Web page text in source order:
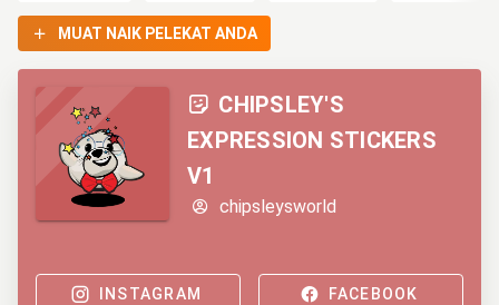
MUAT NAIK PELEKAT ANDA
CHIPSLEY'S
EXPRESSION STICKERS
V1
chipsleysworld
INSTAGRAM FACEBOOK